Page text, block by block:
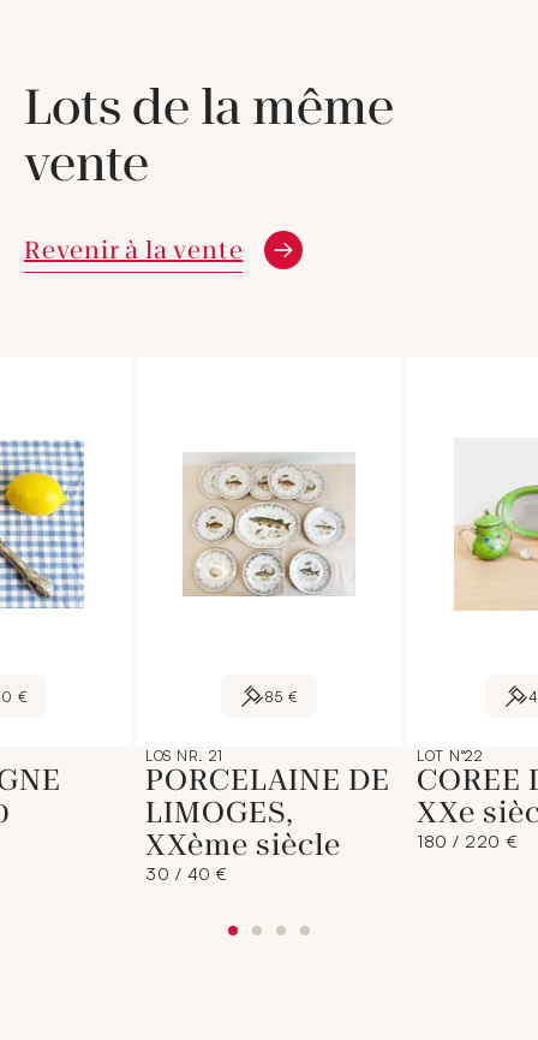
Lots de la même
vente
Revenir à la vente
€ 85 €
LOS NR. 21
PORCELAINE DE
LIMOGES,
XXème siècle
30 / 40 €
LOT N°22
COREE
XXe
180 / 220 €